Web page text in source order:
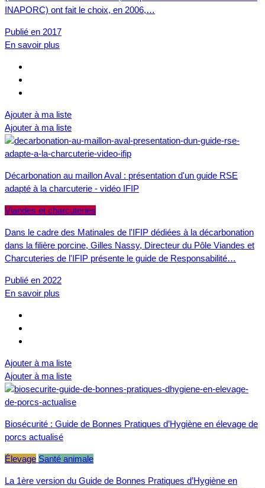
INAPORC) ont fait le choix, en 2006,…
Publié en 2017
En savoir plus
Ajouter à ma liste
Ajouter à ma liste
Décarbonation au maillon Aval : présentation d'un guide RSE
adapté à la charcuterie - vidéo IFIP
Viandes et charcuteries
Dans le cadre des Matinales de l'IFIP dédiées à la décarbonation
dans la filière porcine, Gilles Nassy, Directeur du Pôle Viandes et
Charcuteries de l'IFIP présente le guide de Responsabilité…
Publié en 2022
En savoir plus
Ajouter à ma liste
Ajouter à ma liste
Biosécurité : Guide de Bonnes Pratiques d’Hygiène en élevage de
porcs actualisé
Élevage Santé animale
La 1ère version du Guide de Bonnes Pratiques d’Hygiène en